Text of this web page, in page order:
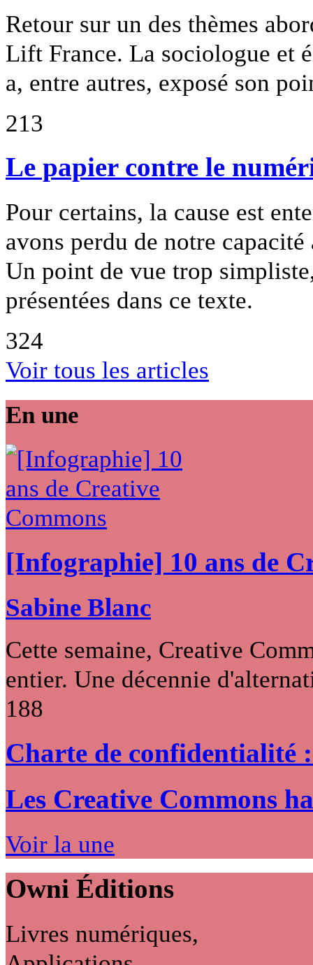
Retour sur un des thèmes
Lift France. La sociologue et
a, entre autres, exposé son
213
Le papier contre le
Pour certains, la cause est
avons perdu de notre
Un point de vue trop
présentées dans ce texte.
324
Voir tous les articles
En une
[Infographie] 10 ans de
Sabine Blanc
Cette semaine, Creative
entier. Une décennie
188
Charte de confidentialité
Les Creative Commons
Voir la une
Owni Éditions
Livres numériques,